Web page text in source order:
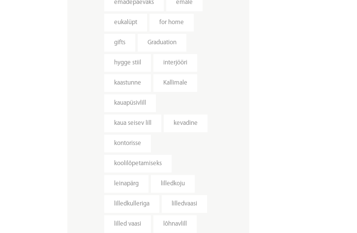
emadepäevaks emale
eukalüpt for home
gifts Graduation
hygge stiil interjööri
kaastunne Kallimale
kauapüsivlill
kaua seisev lill kevadine
kontorisse
koolilõpetamiseks
leinapärg lilledkoju
lilledkulleriga lilledvaasi
lilled vaasi lõhnavlill